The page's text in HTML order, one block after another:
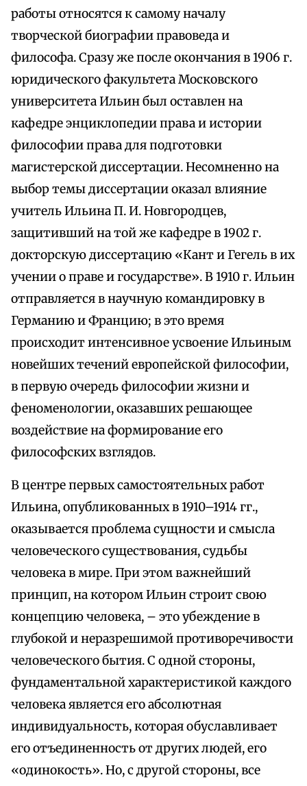
работы относятся к самому началу
творческой биографии правоведа и
философа. Сразу же после окончания в 1906 г.
юридического факультета Московского
университета Ильин был оставлен на
кафедре энциклопедии права и истории
философии права для подготовки
магистерской диссертации. Несомненно на
выбор темы диссертации оказал влияние
учитель Ильина П. И. Новгородцев,
защитивший на той же кафедре в 1902 г.
докторскую диссертацию «Кант и Гегель в их
учении о праве и государстве». В 1910 г. Ильин
отправляется в научную командировку в
Германию и Францию; в это время
происходит интенсивное усвоение Ильиным
новейших течений европейской философии,
в первую очередь философии жизни и
феноменологии, оказавших решающее
воздействие на формирование его
философских взглядов.
В центре первых самостоятельных работ
Ильина, опубликованных в 1910–1914 гг.,
оказывается проблема сущности и смысла
человеческого существования, судьбы
человека в мире. При этом важнейший
принцип, на котором Ильин строит свою
концепцию человека, – это убеждение в
глубокой и неразрешимой противоречивости
человеческого бытия. С одной стороны,
фундаментальной характеристикой каждого
человека является его абсолютная
индивидуальность, которая обуславливает
его отъединенность от других людей, его
«одинокость». Но, с другой стороны, все